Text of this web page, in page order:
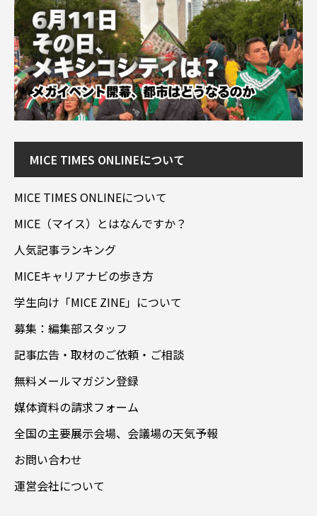
MICE TIMES ONLINEについて
MICE TIMES ONLINEについて
MICE（マイス）とはなんですか？
人気記事ランキング
MICEキャリアナビの歩き方
学生向け「MICE ZINE」について
募集：編集部スタッフ
記事広告・取材のご依頼・ご相談
無料メールマガジン登録
媒体資料の請求フォーム
全国の主要展示会場、会議場の天気予報
お問い合わせ
運営会社について